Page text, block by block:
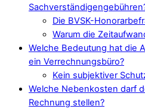
Die BVSK-
Warum die
Welche Bedeutung hat die
ein Verrechnungsbüro?
Kein subjektiver
Welche Nebenkosten darf
Rechnung stellen?